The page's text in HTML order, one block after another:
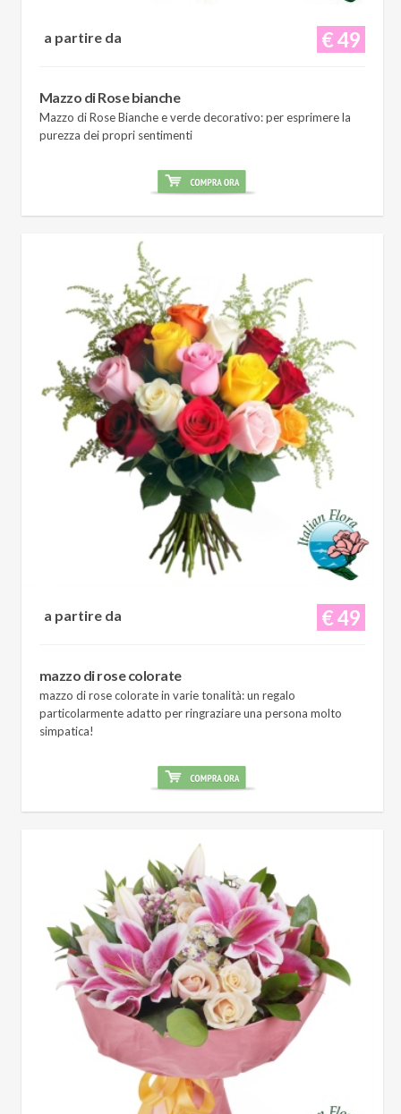
€ 49
a partire da
Mazzo di Rose bianche
Mazzo di Rose Bianche e verde decorativo: per esprimere la
purezza dei propri sentimenti
€ 49
a partire da
mazzo di rose colorate
mazzo di rose colorate in varie tonalità: un regalo
particolarmente adatto per ringraziare una persona molto
simpatica!